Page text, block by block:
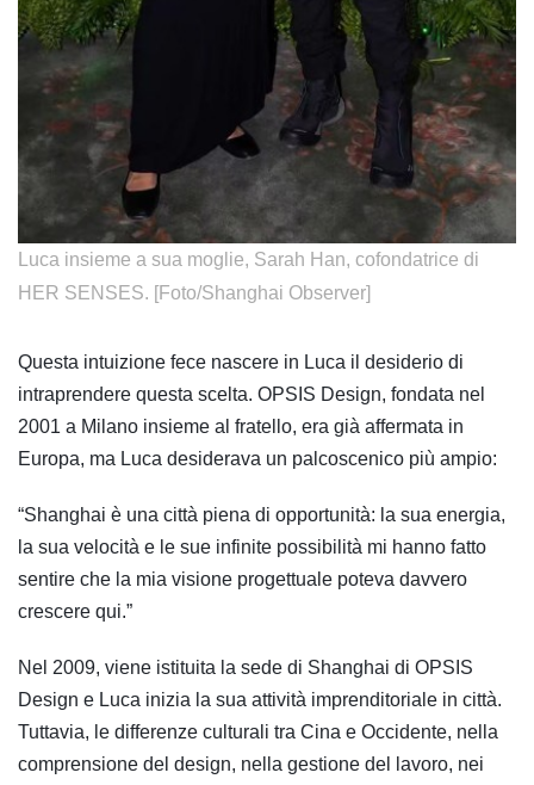
​Luca insieme a sua moglie, Sarah Han, cofondatrice di
HER SENSES. [Foto/Shanghai Observer]
Questa intuizione fece nascere in Luca il desiderio di
intraprendere questa scelta. OPSIS Design, fondata nel
2001 a Milano insieme al fratello, era già affermata in
Europa, ma Luca desiderava un palcoscenico più ampio:
“Shanghai è una città piena di opportunità: la sua energia,
la sua velocità e le sue infinite possibilità mi hanno fatto
sentire che la mia visione progettuale poteva davvero
crescere qui.”
Nel 2009, viene istituita la sede di Shanghai di OPSIS
Design e Luca inizia la sua attività imprenditoriale in città.
Tuttavia, le differenze culturali tra Cina e Occidente, nella
comprensione del design, nella gestione del lavoro, nei